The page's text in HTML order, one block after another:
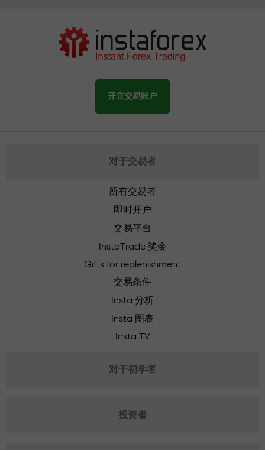
开立交易账户
对于交易者
所有交易者
即时开户
交易平台
InstaTrade 奖金
Gifts for replenishment
交易条件
Insta 分析
Insta 图表
Insta TV
对于初学者
投资者